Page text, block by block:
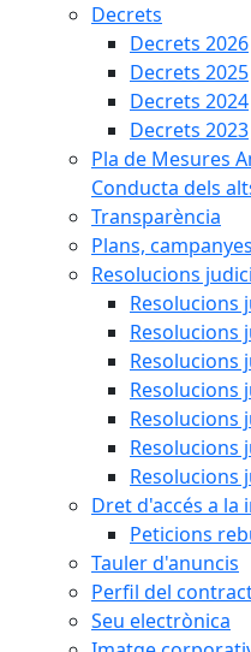
Decrets
Decrets 2026
Decrets 2025
Decrets 2024
Decrets 2023
Pla de Mesures
Conducta dels
Transparència
Plans,
Resolucions
Resolucions
Resolucions
Resolucions
Resolucions
Resolucions
Resolucions
Resolucions
Dret d'accés a
Peticions
Tauler d'anuncis
Perfil del
Seu electrònica